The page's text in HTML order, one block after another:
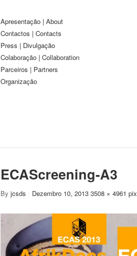
Apresentação | About
Contactos | Contacts
Press | Divulgação
Colaboração | Collaboration
Parceiros | Partners
Organização
ECAScreening-A3
By jcsds / Dezembro 10, 2013 3508 × 4961